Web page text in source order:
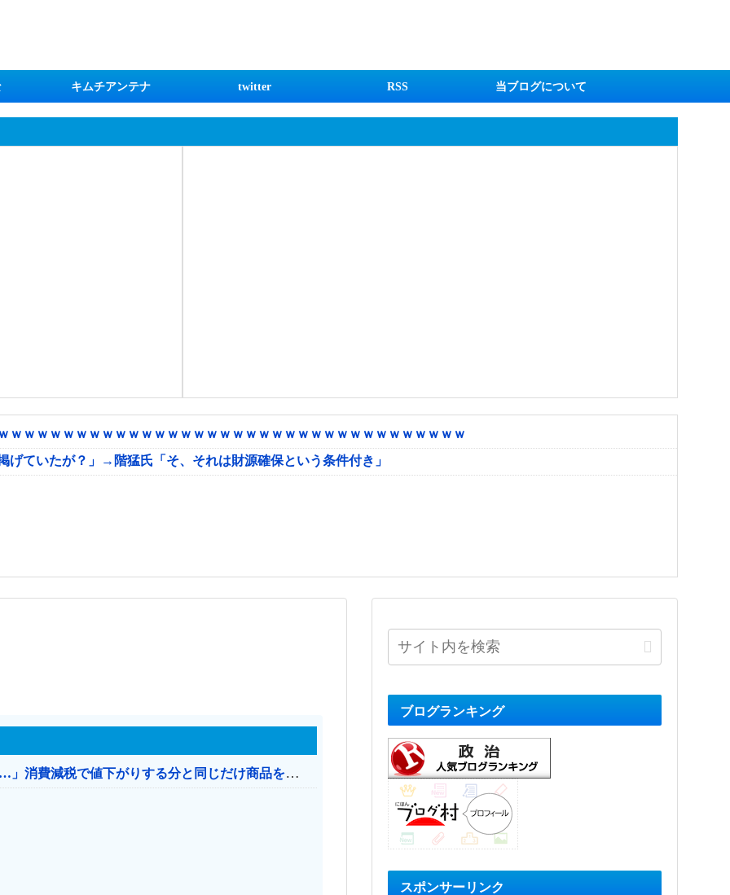
キムチアンテナ twitter RSS 当ブログについて
ｗｗｗｗｗｗｗｗｗｗｗｗｗｗｗｗｗｗｗｗｗｗｗｗｗｗｗｗｗｗｗｗｗｗ
ていたが？」→階猛氏「そ、それは財源確保という条件付き」
【消費税率1％】 「下げるのが筋なんですけど…」消費減税で値下がりする分と同じだけ商品を値上げして店頭価格を変えない店も
ブログランキング
スポンサーリンク